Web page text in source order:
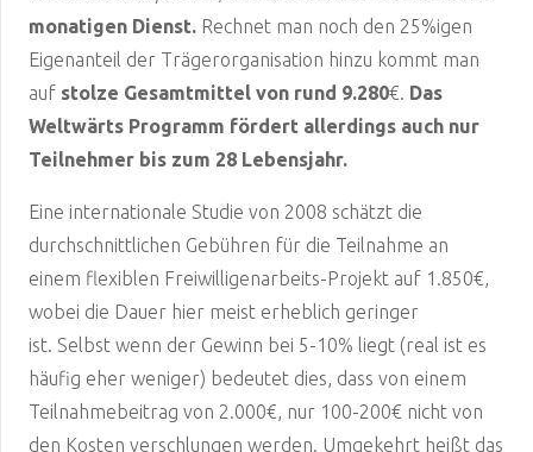
monatigen Dienst. Rechnet man noch den 25%igen
Eigenanteil der Trägerorganisation hinzu kommt man
auf stolze Gesamtmittel von rund 9.280€. Das
Weltwärts Programm fördert allerdings auch nur
Teilnehmer bis zum 28 Lebensjahr.
Eine internationale Studie von 2008 schätzt die
durchschnittlichen Gebühren für die Teilnahme an
einem flexiblen Freiwilligenarbeits-Projekt auf 1.850€,
wobei die Dauer hier meist erheblich geringer
ist. Selbst wenn der Gewinn bei 5-10% liegt (real ist es
häufig eher weniger) bedeutet dies, dass von einem
Teilnahmebeitrag von 2.000€, nur 100-200€ nicht von
den Kosten verschlungen werden. Umgekehrt heißt das